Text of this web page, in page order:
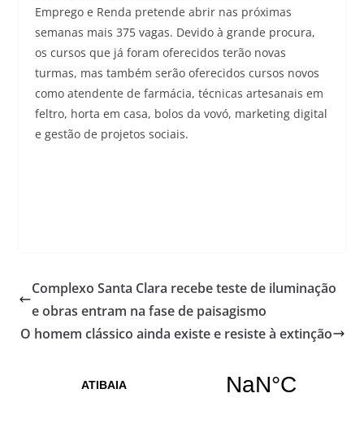
Emprego e Renda pretende abrir nas próximas
semanas mais 375 vagas. Devido à grande procura,
os cursos que já foram oferecidos terão novas
turmas, mas também serão oferecidos cursos novos
como atendente de farmácia, técnicas artesanais em
feltro, horta em casa, bolos da vovó, marketing digital
e gestão de projetos sociais.
Complexo Santa Clara recebe teste de iluminação
e obras entram na fase de paisagismo
O homem clássico ainda existe e resiste à extinção